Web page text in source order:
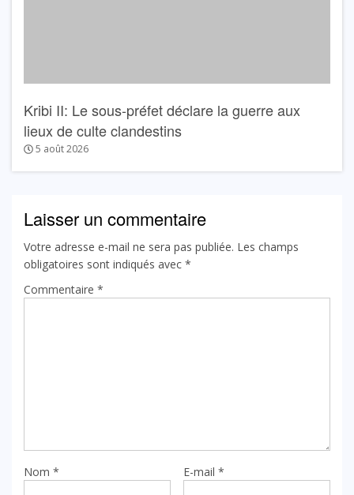
Kribi II: Le sous-préfet déclare la guerre aux
lieux de culte clandestins
5 août 2026
Laisser un commentaire
Votre adresse e-mail ne sera pas publiée. Les champs
obligatoires sont indiqués avec *
Commentaire *
Nom * E-mail *